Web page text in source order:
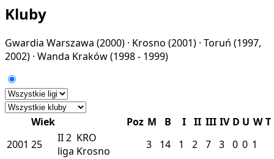
Kluby
Gwardia Warszawa (2000) · Krosno (2001) · Toruń (1997,
2002) · Wanda Kraków(1998 - 1999)
Wiek Poz M B I II III IV D U W T
2001 25 II2
liga
KRO
Krosno
3 14 1 2 7 3 0 0 1